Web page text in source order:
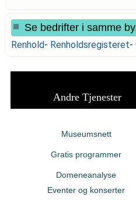
Se bedrifter i samme
Renhold- Renholdsregisteret-
Andre Tjenester
Museumsnett
Gratis programmer
Domeneanalyse
Eventer og konserter